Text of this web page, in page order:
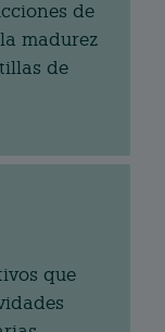
de
madurez
de
que